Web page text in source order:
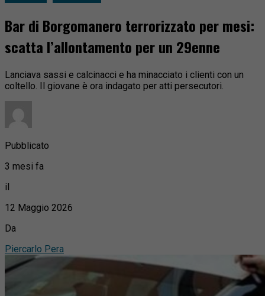
Bar di Borgomanero terrorizzato per mesi:
scatta l’allontamento per un 29enne
Lanciava sassi e calcinacci e ha minacciato i clienti con un
coltello. Il giovane è ora indagato per atti persecutori.
Pubblicato
3 mesi fa
il
12 Maggio 2026
Da
Piercarlo Pera